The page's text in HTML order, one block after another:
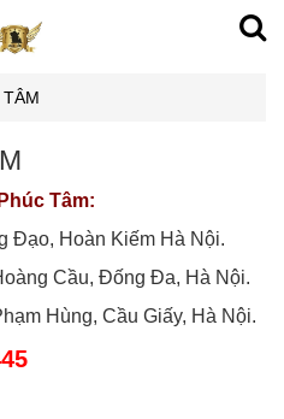
TÂM
Tâm:
Đạo, Hoàn Kiếm Hà Nội.
Cầu, Đống Đa, Hà Nội.
Hùng, Cầu Giấy, Hà Nội.